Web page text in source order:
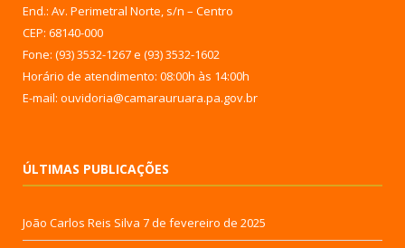
End.: Av. Perimetral Norte, s/n – Centro
CEP: 68140-000
Fone: (93) 3532-1267 e (93) 3532-1602
Horário de atendimento: 08:00h às 14:00h
E-mail: ouvidoria@camarauruara.pa.gov.br
ÚLTIMAS PUBLICAÇÕES
João Carlos Reis Silva 7 de fevereiro de 2025